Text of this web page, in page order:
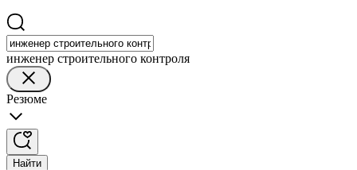
инженер строительного контроля
Резюме
Найти